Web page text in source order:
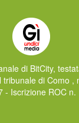
di BitCity,
tribunale di Como ,
- Iscrizione ROC n.